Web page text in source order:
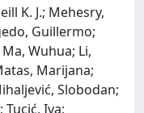
K. J.; Mehesry,
Guillermo;
Wuhua; Li,
Marijana;
Slobodan;
Iva;